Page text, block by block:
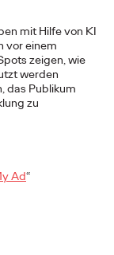
mit Hilfe von KI
vor einem
zeigen, wie
werden
das Publikum
zu
Ad“